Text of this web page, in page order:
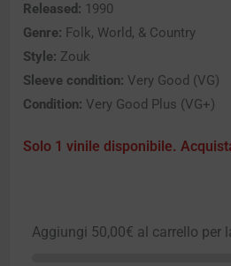
Released: 1990
Genre: Folk, World, & Country
Style: Zouk
Sleeve condition: Very Good (VG)
Condition: Very Good Plus (VG+)
Solo 1 vinile disponibile.
Aggiungi 50,00€ al carrello per